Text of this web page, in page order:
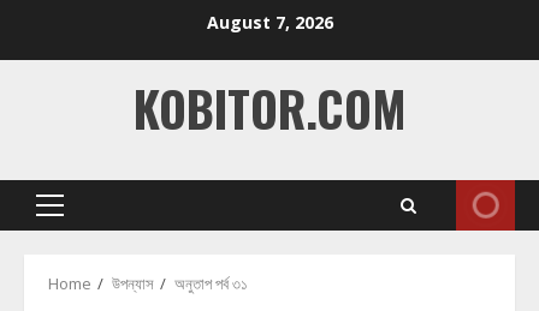
August 7, 2026
KOBITOR.COM
Primary
Home উপন্যাস অনুতাপ পর্ব ৩১